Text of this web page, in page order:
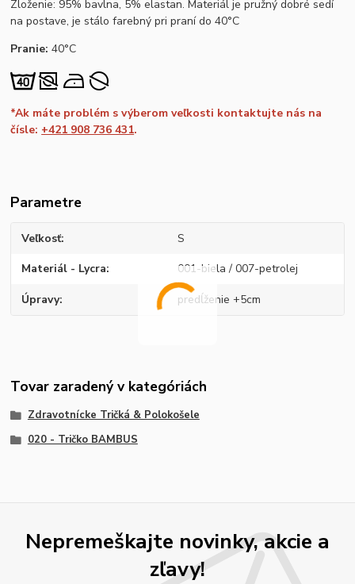
Zloženie: 95% bavlna, 5% elastan. Materiál je pružný dobré sedí
na postave, je stálo farebný pri praní do 40°C
Pranie:40°C
*Ak máte problém s výberom veľkosti kontaktujte nás na
čísle: +421 908 736 431.
Parametre
Veľkosť S
Materiál - Lycra 001-biela / 007-petrolej
Úpravy predĺženie +5cm
Tovar zaradený v kategóriách
Zdravotnícke Tričká & Polokošele
020 - Tričko BAMBUS
Nepremeškajte novinky, akcie a
zľavy!